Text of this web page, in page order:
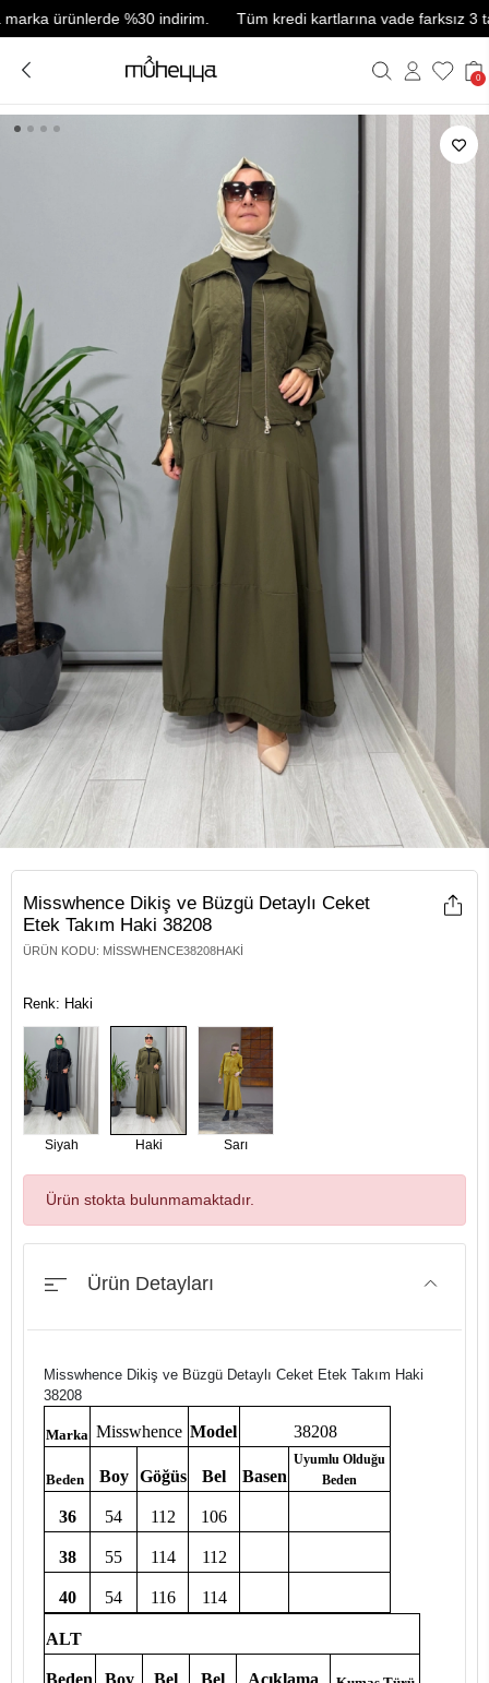
ürünlerde %30 indirim. Tüm kredi kartlarına vade farksız 3 taksit.
0
Misswhence Dikiş ve Büzgü Detaylı Ceket
Etek Takım Haki 38208
ÜRÜN KODU: MISSWHENCE38208HAKI
Renk: Haki
Siyah Haki Sarı
Ürün stokta bulunmamaktadır.
Ürün Detayları
Misswhence Dikiş ve Büzgü Detaylı Ceket Etek Takım Haki
38208
Marka Misswhence Model 38208
Beden Boy Göğüs Bel Basen
Uyumlu Olduğu
Beden
36 54 112 106
38 55 114 112
40 54 116 114
ALT